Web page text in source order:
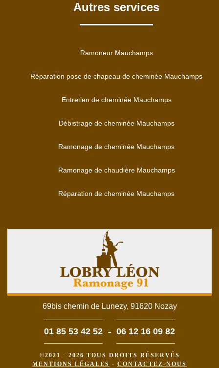
Autres services
Ramoneur Mauchamps
Réparation pose de chapeau de cheminée Mauchamps
Entretien de cheminée Mauchamps
Débistrage de cheminée Mauchamps
Ramonage de cheminée Mauchamps
Ramonage de chaudière Mauchamps
Réparation de cheminée Mauchamps
69bis chemin de Lunezy, 91620 Nozay
01 85 53 42 52 - 06 12 16 09 82
©2021 - 2026 TOUS DROITS RÉSERVÉS
MENTIONS LÉGALES - CONTACTEZ-NOUS